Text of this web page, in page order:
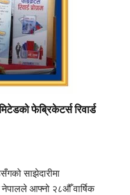
फेब्रिकेटर्स रिवार्ड
साझेदारीमा
आफ्नो २८औँ वार्षिक